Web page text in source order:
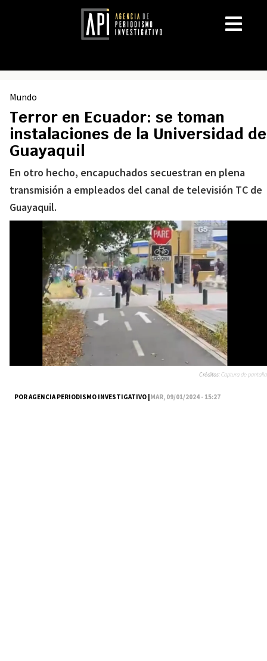
Mundo
Terror en Ecuador: se toman
instalaciones de la Universidad de
Guayaquil
En otro hecho, encapuchados secuestran en plena
transmisión a empleados del canal de televisión TC de
Guayaquil.
POR AGENCIA PERIODISMO INVESTIGATIVO |MAR, 09/01/2024 - 15:27
Créditos:Captura de pantalla